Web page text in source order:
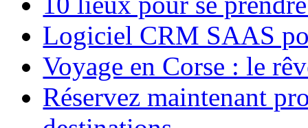
Logiciel CRM SAAS
Voyage en Corse : le
Réservez maintenant